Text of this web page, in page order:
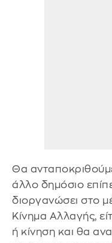
Θα
άλλο δημόσιο
διοργανώσει στο
Κίνημα Αλλαγής,
ή κίνηση και θα